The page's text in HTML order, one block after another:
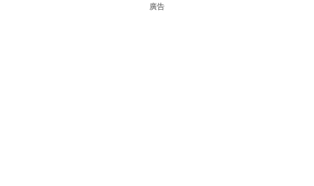
廣告